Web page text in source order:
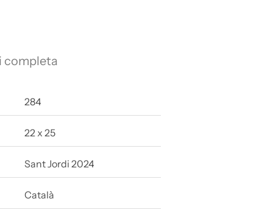
completa
284
22 x 25
Sant Jordi 2024
Català